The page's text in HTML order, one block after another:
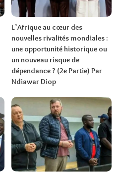
L’Afrique au cœur des
nouvelles rivalités mondiales :
une opportunité historique ou
un nouveau risque de
dépendance ? (2e Partie) Par
Ndiawar Diop